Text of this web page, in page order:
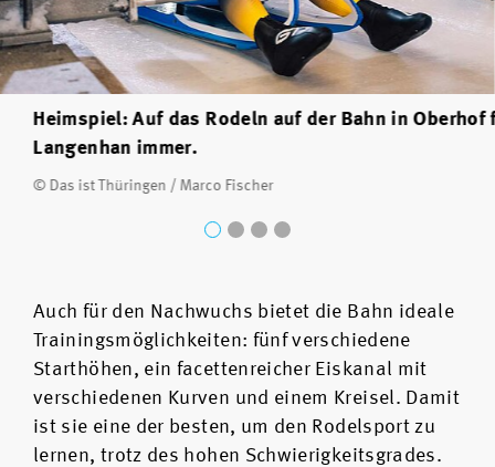
Heimspiel: Auf das Rodeln auf der Bahn in Oberhof
Langenhan immer.
© Das ist Thüringen / Marco Fischer
Auch für den Nachwuchs bietet die Bahn ideale
Trainingsmöglichkeiten: fünf verschiedene
Starthöhen, ein facettenreicher Eiskanal mit
verschiedenen Kurven und einem Kreisel. Damit
ist sie eine der besten, um den Rodelsport zu
lernen, trotz des hohen Schwierigkeitsgrades.